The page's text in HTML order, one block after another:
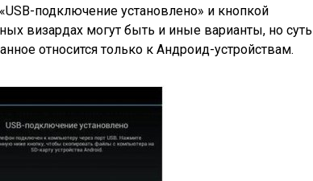
подключение установлено» и кнопкой
визардах могут быть и иные варианты, но суть
относится только к Андроид-устройствам.